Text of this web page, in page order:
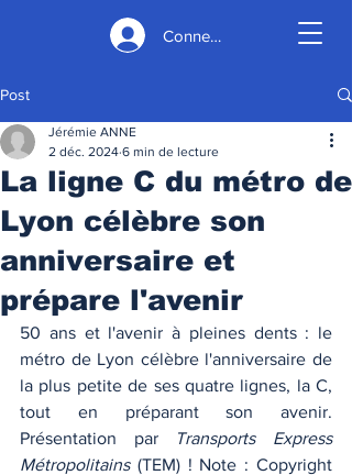
Connexion
Post
La ligne C du métro de
Lyon célèbre son
anniversaire et
prépare l'avenir
Jérémie ANNE
2 déc. 2024 6 min de lecture
50 ans et l'avenir à pleines dents : le
métro de Lyon célèbre l'anniversaire de
la plus petite de ses quatre lignes, la C,
tout en préparant son avenir.
Présentation par
Transports Express
Métropolitains (TEM) ! Note : Copyright